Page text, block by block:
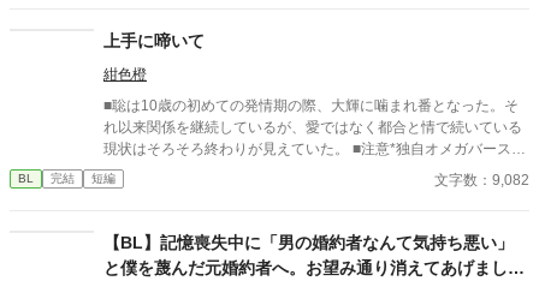
す。 「長い間、俺に従ってきたんだから、君を傷つけたりはしな
い。」 「結婚の日には招待状を送る。必ず来て、席につけよ。」
--- いくつかのコメントを拝見し、大変申し訳なく思っておりま
す。 私は現在日本語を勉強しており、この文章はAI作品ではあり
ませんが、 一部に翻訳ソフトを使用しています。 もし読んでくだ
さる中で日本語のおかしな点をご指摘いただけましたら、 本当に
上手に啼いて
紺色橙
■聡は10歳の初めての発情期の際、大輝に噛まれ番となった。そ
れ以来関係を継続しているが、愛ではなく都合と情で続いている
現状はそろそろ終わりが見えていた。 ■注意*独自オメガバース設
定。■『それは愛か本能か』と同じ世界設定です。関係は一切な
し。
BL 完結 短編 文字数：9,082
​【BL】記憶喪失中に「男の婚約者なんて気持ち悪い」
と僕を蔑んだ元婚約者へ。お望み通り消えてあげました